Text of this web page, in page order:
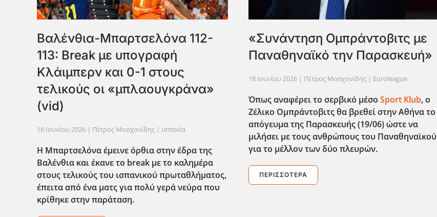
Βαλένθια-Μπαρτσελόνα 112-
113: Break με υπογραφή
Κλάιμπερν και 0-1 στους
τελικούς οι «μπλαουγκράνα»
(vid)
18 Ιουνίου 2026 | Πέτρος Μοσχονίδης | Ισπανία
Η Μπαρτσελόνα έμεινε όρθια στην έδρα της
Βαλένθια και έκανε το break με το καλημέρα
στους τελικούς του ισπανικού πρωταθλήματος,
έπειτα από ένα ματς για πολύ γερά νεύρα που
κρίθηκε στην παράταση.
«Συνάντηση Ομπράντοβιτς με
Παναθηναϊκό την Παρασκευή»
18 Ιουνίου 2026 | Πέτρος Μοσχονίδης | Euroleague
Όπως αναφέρει το σερβικό μέσοSport Klub, ο
Ζέλικο Ομπράντοβιτς θα βρεθεί στην Αθήνα το
απόγευμα της Παρασκευής (19/06) ώστε να
μιλήσει με τους ανθρώπους του Παναθηναϊκού
για το μέλλον των δύο πλευρών.
ΠΕΡΙΣΣΌΤΕΡΑ